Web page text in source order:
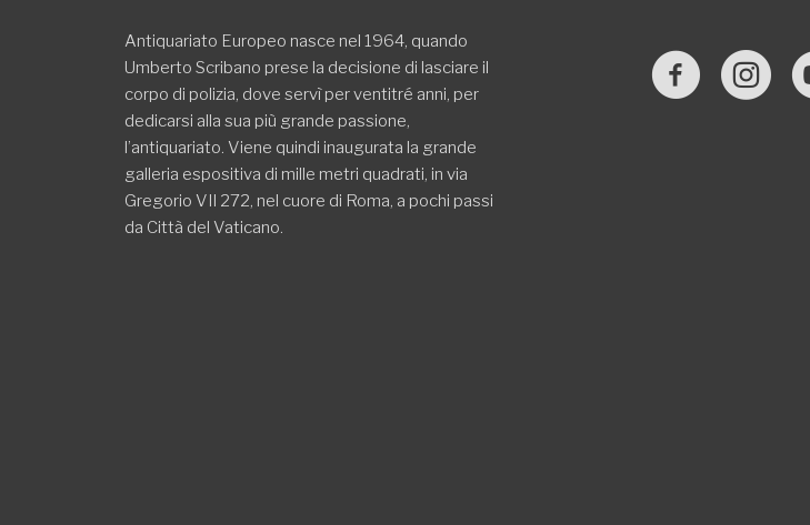
Antiquariato Europeo nasce nel 1964, quando
Umberto Scribano prese la decisione di lasciare il
corpo di polizia, dove servì per ventitré anni, per
dedicarsi alla sua più grande passione,
l’antiquariato. Viene quindi inaugurata la grande
galleria espositiva di mille metri quadrati, in via
Gregorio VII 272, nel cuore di Roma, a pochi passi
da Città del Vaticano.